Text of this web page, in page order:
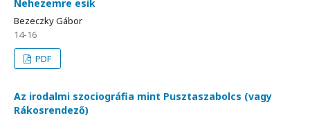
Nehezemre esik
Bezeczky Gábor
14-16
PDF
Az irodalmi szociográfia mint Pusztaszabolcs (vagy
Rákosrendező)